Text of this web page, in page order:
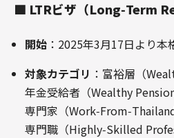
🟦 LTRビザ（Long‑Term
開始 ：2025年3月17日より本
対象カテゴリ ：富裕層（
年金受給者（Wealthy
専門家（
専門職（Highly‑Skilled